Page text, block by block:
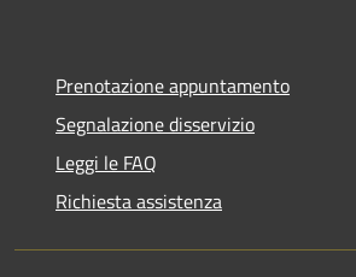
Prenotazione appuntamento
Segnalazione disservizio
Leggi le FAQ
Richiesta assistenza